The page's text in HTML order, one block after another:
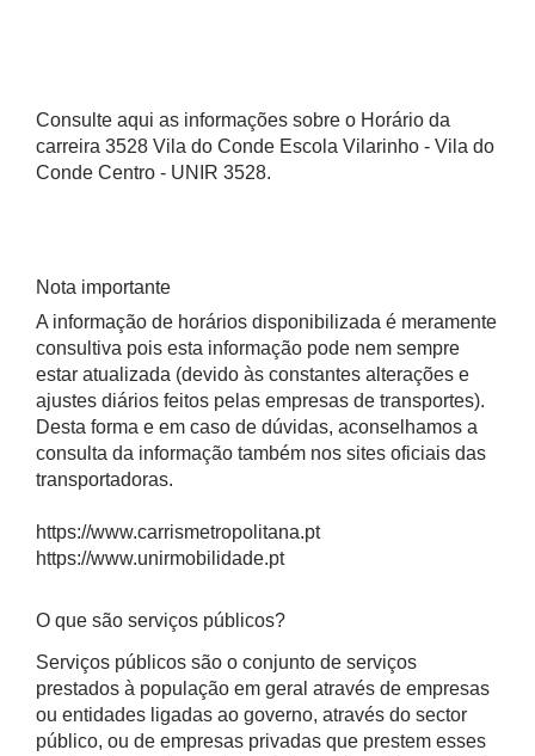
Consulte aqui as informações sobre o Horário da
carreira 3528 Vila do Conde Escola Vilarinho - Vila do
Conde Centro - UNIR 3528.
Nota importante
A informação de horários disponibilizada é meramente
consultiva pois esta informação pode nem sempre
estar atualizada (devido às constantes alterações e
ajustes diários feitos pelas empresas de transportes).
Desta forma e em caso de dúvidas, aconselhamos a
consulta da informação também nos sites oficiais das
transportadoras.
https://www.carrismetropolitana.pt
https://www.unirmobilidade.pt
O que são serviços públicos?
Serviços públicos são o conjunto de serviços
prestados à população em geral através de empresas
ou entidades ligadas ao governo, através do sector
público, ou de empresas privadas que prestem esses